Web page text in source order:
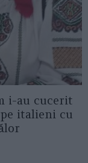
i-au cucerit
italieni cu